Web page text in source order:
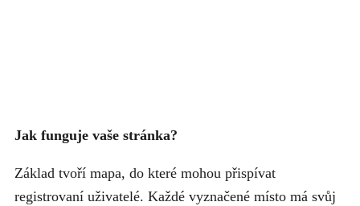
Jak funguje vaše stránka?
Základ tvoří mapa, do které mohou přispívat
registrovaní uživatelé. Každé vyznačené místo má svůj